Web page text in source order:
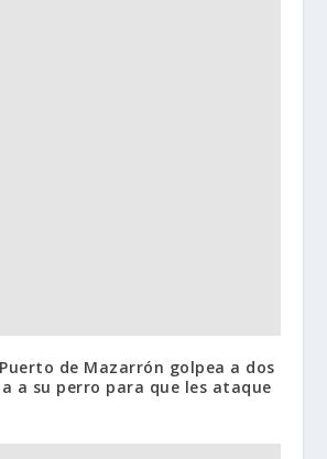
de Mazarrón golpea a dos
a su perro para que les ataque